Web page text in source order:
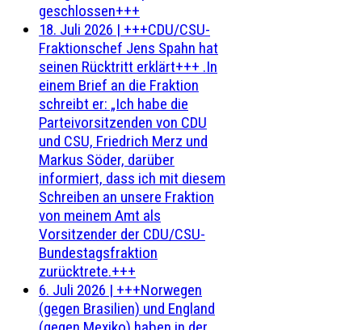
geschlossen+++
18. Juli 2026 | +++CDU/CSU-
Fraktionschef Jens Spahn hat
seinen Rücktritt erklärt+++ .In
einem Brief an die Fraktion
schreibt er: „Ich habe die
Parteivorsitzenden von CDU
und CSU, Friedrich Merz und
Markus Söder, darüber
informiert, dass ich mit diesem
Schreiben an unsere Fraktion
von meinem Amt als
Vorsitzender der CDU/CSU-
Bundestagsfraktion
zurücktrete.+++
6. Juli 2026 | +++Norwegen
(gegen Brasilien) und England